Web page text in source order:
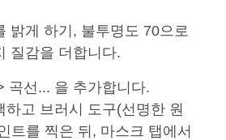
밝게 하기, 불투명도 70으로
질감을 더합니다.
곡선... 을 추가합니다.
하고 브러시 도구(선명한 원
트를 찍은 뒤, 마스크 탭에서